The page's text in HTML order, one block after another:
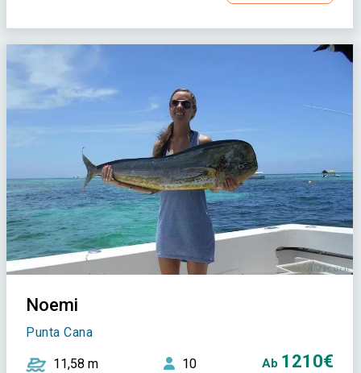
Noemi
Punta Cana
11,58 m 10 Ab 1210€